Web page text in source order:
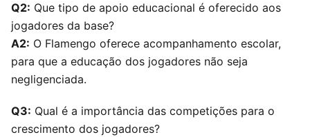
Q2: Que tipo de apoio educacional é oferecido aos
jogadores da base?
A2: O Flamengo oferece acompanhamento escolar,
para que a educação dos jogadores não seja
negligenciada.
Q3: Qual é a importância das competições para o
crescimento dos jogadores?